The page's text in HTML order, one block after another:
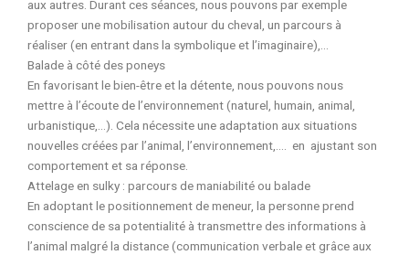
aux autres. Durant ces séances, nous pouvons par exemple
proposer une mobilisation autour du cheval, un parcours à
réaliser (en entrant dans la symbolique et l’imaginaire),…
Balade à côté des poneys
En favorisant le bien-être et la détente, nous pouvons nous
mettre à l’écoute de l’environnement (naturel, humain, animal,
urbanistique,…). Cela nécessite une adaptation aux situations
nouvelles créées par l’animal, l’environnement,…. en ajustant son
comportement et sa réponse.
Attelage en sulky : parcours de maniabilité ou balade
En adoptant le positionnement de meneur, la personne prend
conscience de sa potentialité à transmettre des informations à
l’animal malgré la distance (communication verbale et grâce aux